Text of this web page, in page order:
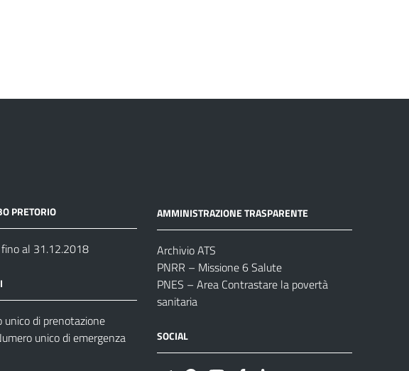
PRETORIO
al 31.12.2018
unico di prenotazione
unico di emergenza
AMMINISTRAZIONE TRASPARENTE
Archivio ATS
PNRR – Missione 6 Salute
PNES – Area Contrastare la povertà
sanitaria
SOCIAL